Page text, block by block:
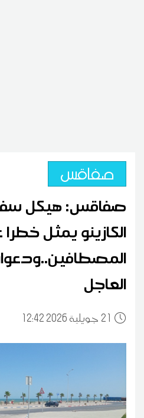
صفاقس
صفاقس: هيكل
الكازينو يمثل
العاجل
21 12:42 2026 جويلية